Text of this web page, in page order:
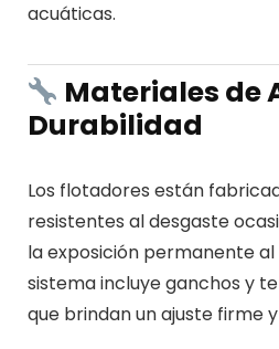
acuáticas.
Materiales de
Durabilidad
Los flotadores están
resistentes al desgaste
la exposición permanente al
sistema incluye ganchos y
que brindan un ajuste firme